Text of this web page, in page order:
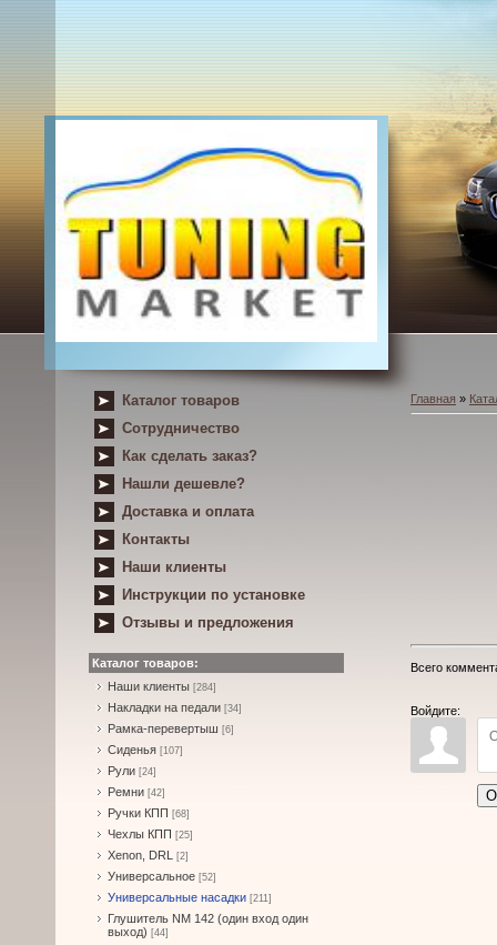
Каталог товаров
Сотрудничество
Как сделать заказ?
Нашли дешевле?
Доставка и оплата
Контакты
Наши клиенты
Инструкции по установке
Отзывы и предложения
Каталог товаров:
Наши клиенты [284]
Накладки на педали [34]
Рамка-перевертыш [6]
Сиденья [107]
Рули [24]
Ремни [42]
Ручки КПП [68]
Чехлы КПП [25]
Xenon, DRL [2]
Универсальное [52]
Универсальные насадки [211]
Глушитель NM 142 (один вход один
выход) [44]
Главная »
Всего
Войдите: